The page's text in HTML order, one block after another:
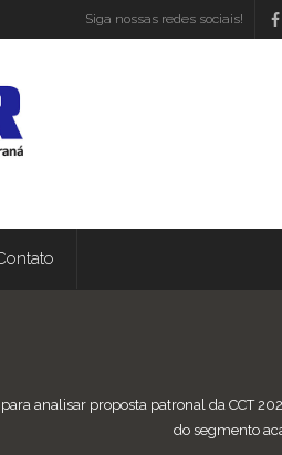
Siga nossas redes sociais!
analisar proposta patronal da CCT
do segmento